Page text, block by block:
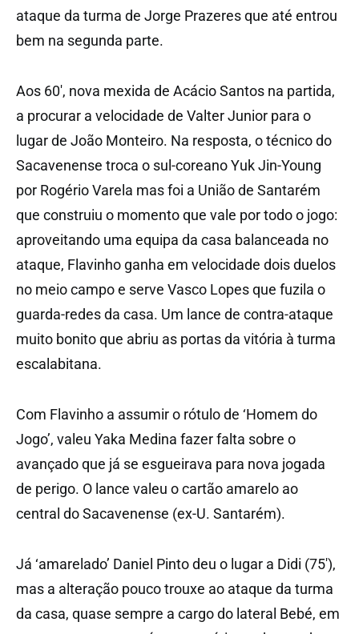
ataque da turma de Jorge Prazeres que até entrou
bem na segunda parte.
Aos 60′, nova mexida de Acácio Santos na partida,
a procurar a velocidade de Valter Junior para o
lugar de João Monteiro. Na resposta, o técnico do
Sacavenense troca o sul-coreano Yuk Jin-Young
por Rogério Varela mas foi a União de Santarém
que construiu o momento que vale por todo o jogo:
aproveitando uma equipa da casa balanceada no
ataque, Flavinho ganha em velocidade dois duelos
no meio campo e serve Vasco Lopes que fuzila o
guarda-redes da casa. Um lance de contra-ataque
muito bonito que abriu as portas da vitória à turma
escalabitana.
Com Flavinho a assumir o rótulo de ‘Homem do
Jogo’, valeu Yaka Medina fazer falta sobre o
avançado que já se esgueirava para nova jogada
de perigo. O lance valeu o cartão amarelo ao
central do Sacavenense (ex-U. Santarém).
Já ‘amarelado’ Daniel Pinto deu o lugar a Didi (75′),
mas a alteração pouco trouxe ao ataque da turma
da casa, quase sempre a cargo do lateral Bebé, em